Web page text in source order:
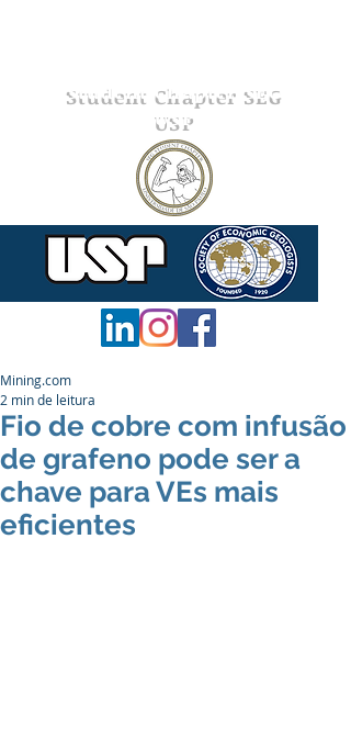
Student Chapter SEG
USP
Fio de cobre com infusão
de grafeno pode ser a
chave para VEs mais
eficientes
Mining.com
2 min de leitura